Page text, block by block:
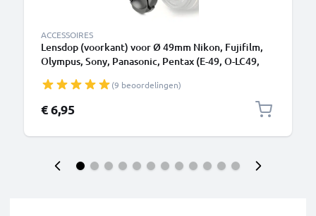
ACCESSOIRES
Lensdop (voorkant) voor Ø 49mm Nikon, Fujifilm,
Olympus, Sony, Panasonic, Pentax (E-49, O-LC49,
Beschermkap
(9 beoordelingen)
€ 6,95